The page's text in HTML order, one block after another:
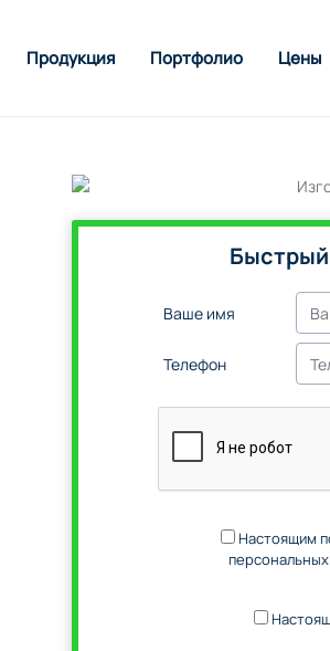
Продукция Портфолио Цены
Быстрый
Ваше имя
Телефон
Настоящим